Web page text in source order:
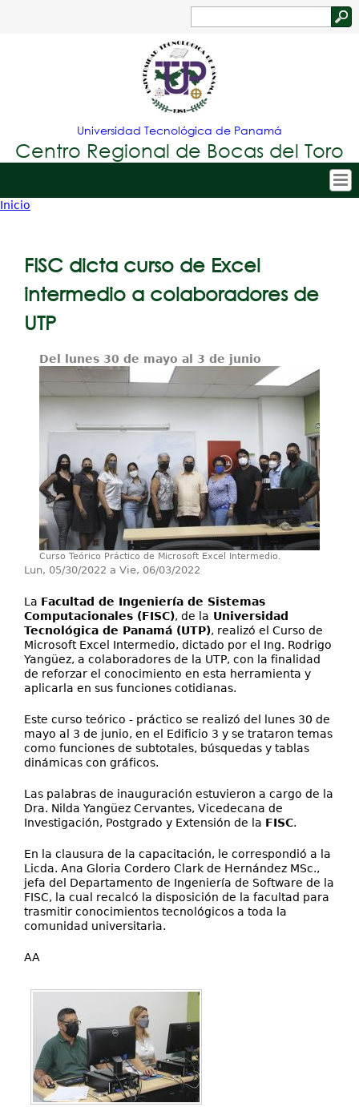
Jump to navigation
de
búsqueda
Universidad Tecnológica de Panamá
Centro Regional de Bocas del Toro
Tropical
Principal
Admisión
Oferta Académica
Proyectos / Extensión
está
aquí
Inicio
FISC dicta curso de Excel
intermedio a colaboradores de
UTP
Del lunes 30 de mayo al 3 de junio
Curso Teórico Práctico de Microsoft Excel Intermedio.
Lun, 05/30/2022 a Vie, 06/03/2022
La Facultad de Ingeniería de Sistemas
Computacionales (FISC), de la Universidad
Tecnológica de Panamá (UTP), realizó el Curso de
Microsoft Excel Intermedio, dictado por el Ing. Rodrigo
Yangüez, a colaboradores de la UTP, con la finalidad
de reforzar el conocimiento en esta herramienta y
aplicarla en sus funciones cotidianas.
Este curso teórico - práctico se realizó del lunes 30 de
mayo al 3 de junio, en el Edificio 3 y se trataron temas
como funciones de subtotales, búsquedas y tablas
dinámicas con gráficos.
Las palabras de inauguración estuvieron a cargo de la
Dra. Nilda Yangüez Cervantes, Vicedecana de
Investigación, Postgrado y Extensión de la FISC.
En la clausura de la capacitación, le correspondió a la
Licda. Ana Gloria Cordero Clark de Hernández MSc.,
jefa del Departamento de Ingeniería de Software de la
FISC, la cual recalcó la disposición de la facultad para
trasmitir conocimientos tecnológicos a toda la
comunidad universitaria.
AA